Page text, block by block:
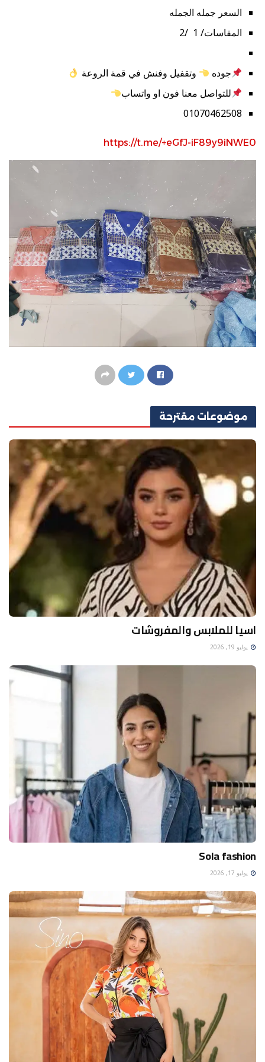
السعر جمله الجمله
المقاسات/ 1 /2
جوده
وتقفيل وفنش في قمة الروعة
للتواصل معنا فون او واتساب
01070462508
https://t.me/+eGfJ-iF89y9iNWE0
موضوعات مقترحة
اسيا للملابس والمفروشات
يوليو 19, 2026
Sola fashion
يوليو 17, 2026